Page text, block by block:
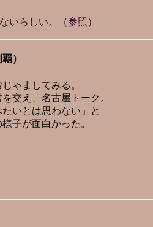
いらしい。（参照 ）
）
ゃましてみる。
交え、名古屋トーク。
いとは思わない」と
子が面白かった。